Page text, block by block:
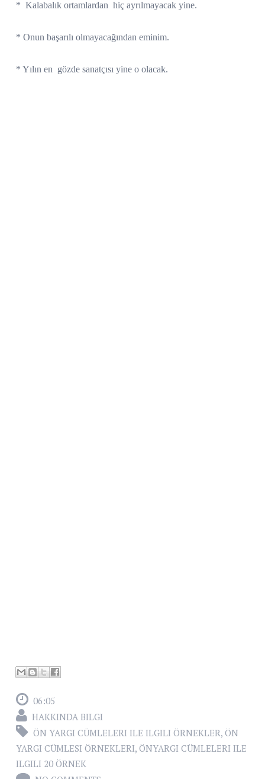
* Kalabalık ortamlardan hiç ayrılmayacak yine.
* Onun başarılı olmayacağından eminim.
* Yılın en gözde sanatçısı yine o olacak.
06:05
HAKKINDA BILGI
ÖN YARGI CÜMLELERI ILE ILGILI ÖRNEKLER, ÖN
YARGI CÜMLESI ÖRNEKLERI, ÖNYARGI CÜMLELERI ILE
ILGILI 20 ÖRNEK